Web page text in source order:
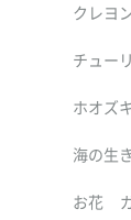
クレヨ
チュー
ホオズ
海の生
お花